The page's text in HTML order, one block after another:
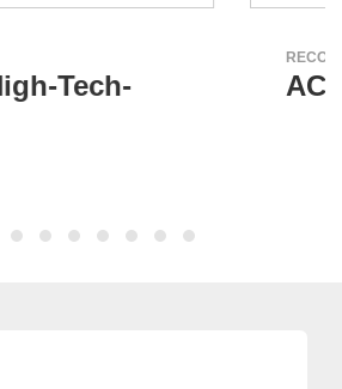
& DC/DC-Wandler